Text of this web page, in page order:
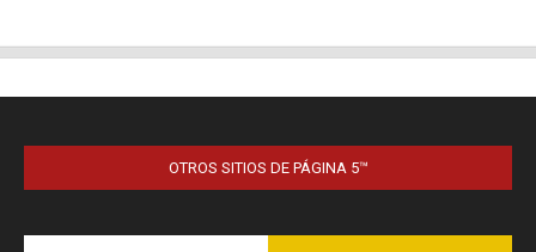
OTROS SITIOS DE PÁGINA 5™